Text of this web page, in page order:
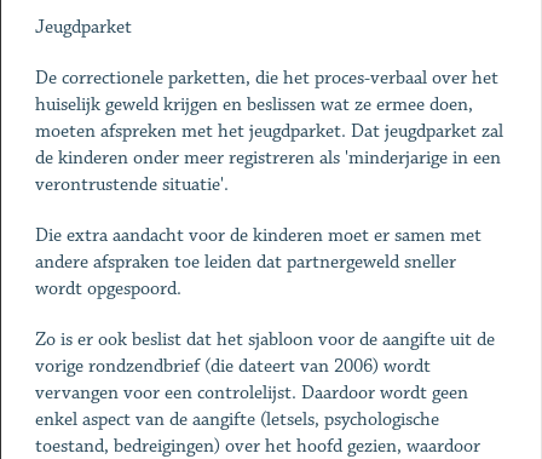
Jeugdparket
De correctionele parketten, die het proces-verbaal over het
huiselijk geweld krijgen en beslissen wat ze ermee doen,
moeten afspreken met het jeugdparket. Dat jeugdparket zal
de kinderen onder meer registreren als 'minderjarige in een
verontrustende situatie'.
Die extra aandacht voor de kinderen moet er samen met
andere afspraken toe leiden dat partnergeweld sneller
wordt opgespoord.
Zo is er ook beslist dat het sjabloon voor de aangifte uit de
vorige rondzendbrief (die dateert van 2006) wordt
vervangen voor een controlelijst. Daardoor wordt geen
enkel aspect van de aangifte (letsels, psychologische
toestand, bedreigingen) over het hoofd gezien, waardoor